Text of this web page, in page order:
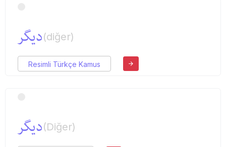
دیگر(diğer)
Resimli Türkçe Kamus
دیگر(Diğer)